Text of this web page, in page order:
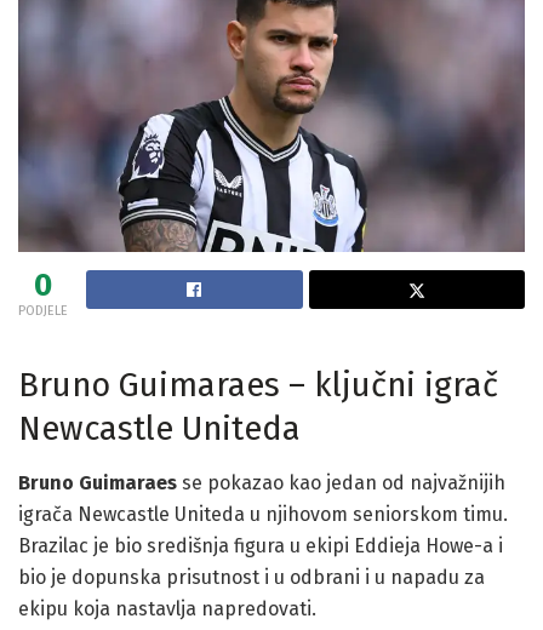
0
PODJELE
Bruno Guimaraes – ključni igrač
Newcastle Uniteda
Bruno Guimaraes se pokazao kao jedan od najvažnijih
igrača Newcastle Uniteda u njihovom seniorskom timu.
Brazilac je bio središnja figura u ekipi Eddieja Howe-a i
bio je dopunska prisutnost i u odbrani i u napadu za
ekipu koja nastavlja napredovati.